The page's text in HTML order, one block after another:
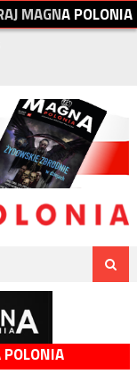
AJMAGNAPOLONIA